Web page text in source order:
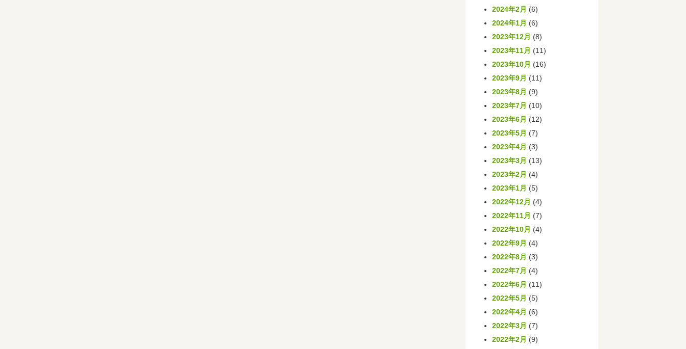
2024年2月 (6)
2024年1月 (6)
2023年12月 (8)
2023年11月 (11)
2023年10月 (16)
2023年9月 (11)
2023年8月 (9)
2023年7月 (10)
2023年6月 (12)
2023年5月 (7)
2023年4月 (3)
2023年3月 (13)
2023年2月 (4)
2023年1月 (5)
2022年12月 (4)
2022年11月 (7)
2022年10月 (4)
2022年9月 (4)
2022年8月 (3)
2022年7月 (4)
2022年6月 (11)
2022年5月 (5)
2022年4月 (6)
2022年3月 (7)
2022年2月 (9)